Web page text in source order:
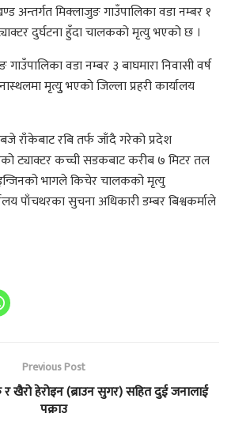
अन्तर्गत मिक्लाजुङ गाउँपालिका वडा नम्बर १
दुर्घटना हुँदा चालकको मृत्यु भएको छ ।
वडा नम्बर ३ बाघमारा निवासी वर्ष
मृत्युु भएकाे जिल्ला प्रहरी कार्यालय
राँकेबाट रबि तर्फ जाँदै गरेको प्रदेश
ट्याक्टर कच्ची सडकबाट करीब ७ मिटर तल
भागले किचेर चालकको मृत्यु
पाँचथरका सुचना अधिकारी डम्बर बिश्वकर्माले
Previous Post
खैरो हेरोइन (ब्राउन सुगर) सहित दुई जनालाई
पक्राउ